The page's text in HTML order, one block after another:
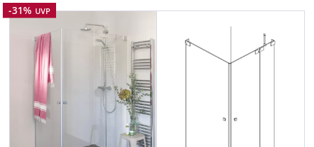
Rabatt
-31% UVP